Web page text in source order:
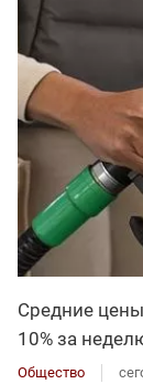
Средние
10% за
Общество